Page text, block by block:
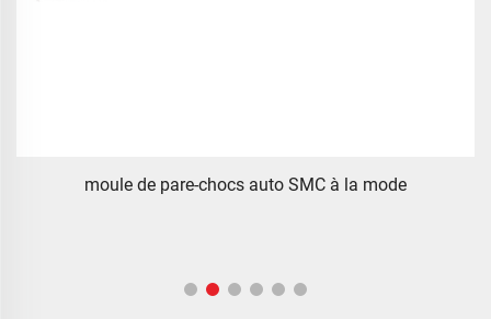
moule de pare-chocs auto SMC à la mode